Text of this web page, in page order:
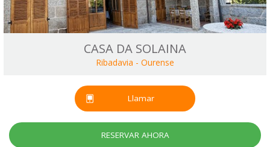
CASA DA SOLAINA
Ribadavia - Ourense
Llamar
RESERVAR AHORA